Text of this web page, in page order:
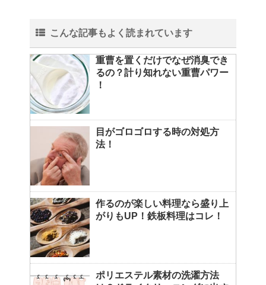
こんな記事もよく読まれています
重曹を置くだけでなぜ消臭でき
るの？計り知れない重曹パワー
！
目がゴロゴロする時の対処方
法！
作るのが楽しい料理なら盛り上
がりもUP！鉄板料理はコレ！
ポリエステル素材の洗濯方法